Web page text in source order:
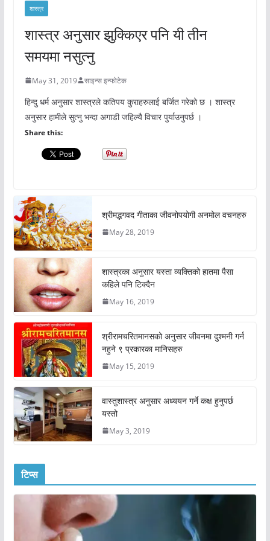
शास्त्र
शास्त्र अनुसार झुक्किएर पनि यी तीन
समयमा नसुत्नु
May 31, 2019 साइन्स इन्फोटेक
हिन्दु धर्म अनुसार शास्त्रले कतिपय कुराहरुलाई बर्जित गरेको छ । शास्त्र
अनुसार हामीले सुत्नु भन्दा अगाडी जहिल्यै विचार पुर्याउनुपर्छ ।
Share this:
श्रीमद्भगवद गीताका जीवनोपयोगी अनमोल वचनहरु
May 28, 2019
शास्त्रका अनुसार यस्ता व्यक्तिको हातमा पैसा
कहिले पनि टिक्दैन
May 16, 2019
श्रीरामचरितमानसको अनुसार जीवनमा दुश्मनी गर्न
नहुने ९ प्रकारका मानिसहरु
May 15, 2019
वास्तुशास्त्र अनुसार अध्ययन गर्ने कक्ष हुनुपर्छ
यस्तो
May 3, 2019
टिप्स